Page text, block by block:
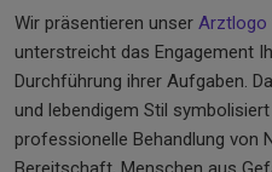
Wir präsentieren unser Arztlogo
unterstreicht das Engagement
Durchführung ihrer Aufgaben.
und lebendigem Stil
professionelle Behandlung von